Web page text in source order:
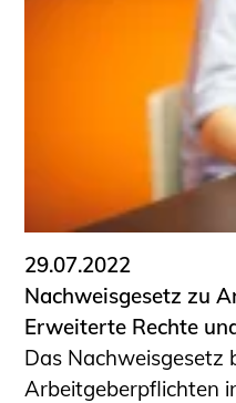
29.07.2022
Nachweisgesetz zu
Erweiterte Rechte
Das Nachweisgesetz
Arbeitgeberpflichten